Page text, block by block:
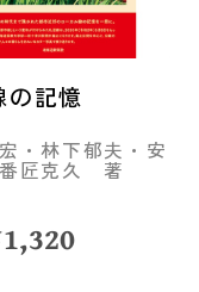
の記憶
・林下郁夫・安
匠克久 著
1,320